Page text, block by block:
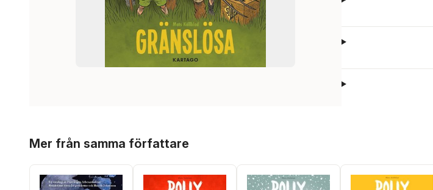
Mer från samma författare